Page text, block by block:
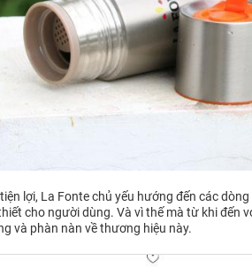
lợi, La Fonte chủ yếu hướng đến các
cho người dùng. Và vì thế mà từ khi
và phàn nàn về thương hiệu này.